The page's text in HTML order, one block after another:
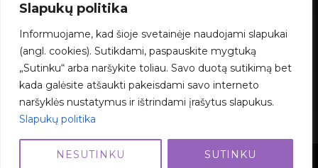
Slapukų politika
Informuojame, kad šioje svetainėje naudojami slapukai
(angl. cookies). Sutikdami, paspauskite mygtuką
„Sutinku“ arba naršykite toliau. Savo duotą sutikimą bet
kada galėsite atšaukti pakeisdami savo interneto
naršyklės nustatymus ir ištrindami įrašytus slapukus.
Slapukų politika
NESUTINKU SUTINKU
Slapukų politika
Mokėjimai
Facebook
Instagram
YouTube